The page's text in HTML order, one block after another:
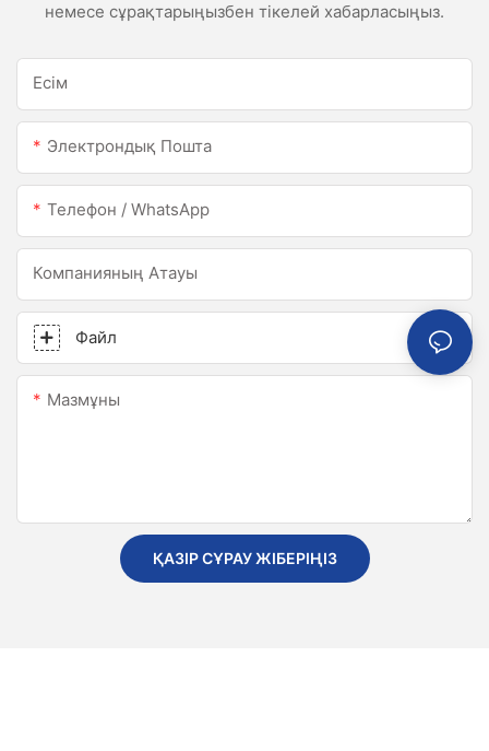
немесе сұрақтарыңызбен тікелей хабарласыңыз.
Есім
Электрондық Пошта
Телефон / WhatsApp
Компанияның Атауы
Файл
Мазмұны
ҚАЗІР СҰРАУ ЖІБЕРІҢІЗ